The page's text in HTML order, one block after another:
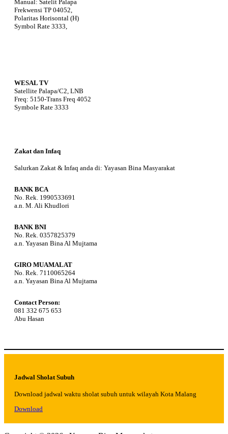
Manual: Satelit Palapa
Frekwensi TP 04052,
Polaritas Horisontal (H)
Symbol Rate 3333,
WESAL TV
Satellite Palapa/C2, LNB
Freq: 5150-Trans Freq 4052
Symbole Rate 3333
Zakat dan Infaq
Salurkan Zakat & Infaq anda di: Yayasan Bina Masyarakat
BANK BCA
No. Rek. 1990533691
a.n. M. Ali Khudlori
BANK BNI
No. Rek. 0357825379
a.n. Yayasan Bina Al Mujtama
GIRO MUAMALAT
No. Rek. 7110065264
a.n. Yayasan Bina Al Mujtama
Contact Person:
081 332 675 653
Abu Hasan
Jadwal Sholat Subuh
Download jadwal waktu sholat subuh untuk wilayah Kota Malang
Download